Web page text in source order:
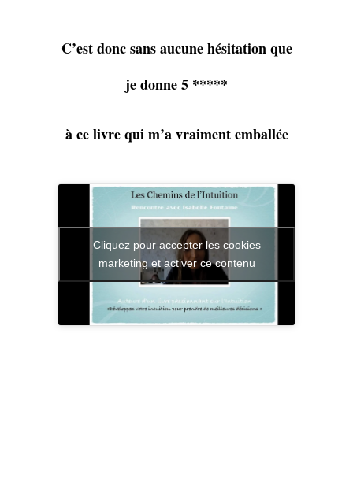
C’est donc sans aucune hésitation que
je donne 5 *****
à ce livre qui m’a vraiment emballée
Cliquez pour accepter les cookies
marketing et activer ce contenu